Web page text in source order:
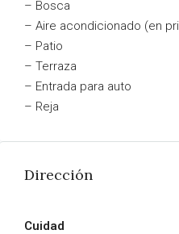
– Bosca
– Aire acondicionado (en
– Patio
– Terraza
– Entrada para auto
– Reja
Dirección
Cuidad